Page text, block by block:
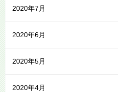
2020年7月
2020年6月
2020年5月
2020年4月